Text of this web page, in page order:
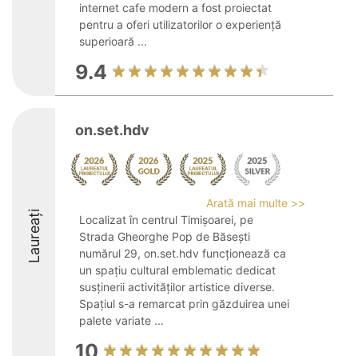
internet cafe modern a fost proiectat
pentru a oferi utilizatorilor o experiență
superioară ...
9.4
Laureați
on.set.hdv
Arată mai multe >>
Localizat în centrul Timișoarei, pe
Strada Gheorghe Pop de Băsești
numărul 29, on.set.hdv funcționează ca
un spațiu cultural emblematic dedicat
susținerii activităților artistice diverse.
Spațiul s-a remarcat prin găzduirea unei
palete variate ...
10